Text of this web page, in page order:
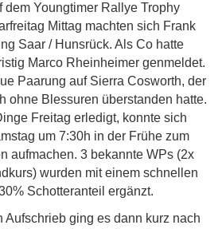
dem Youngtimer Rallye Trophy
Mittag machten sich Frank
Saar / Hunsrück. Als Co hatte
Marco Rheinheimer genmeldet.
Paarung auf Sierra Cosworth, der
ohne Blessuren überstanden hatte.
Freitag erledigt, konnte sich
um 7:30h in der Frühe zum
aufmachen. 3 bekannte WPs (2x
wurden mit einem schnellen
Schotteranteil ergänzt.
Aufschrieb ging es dann kurz nach